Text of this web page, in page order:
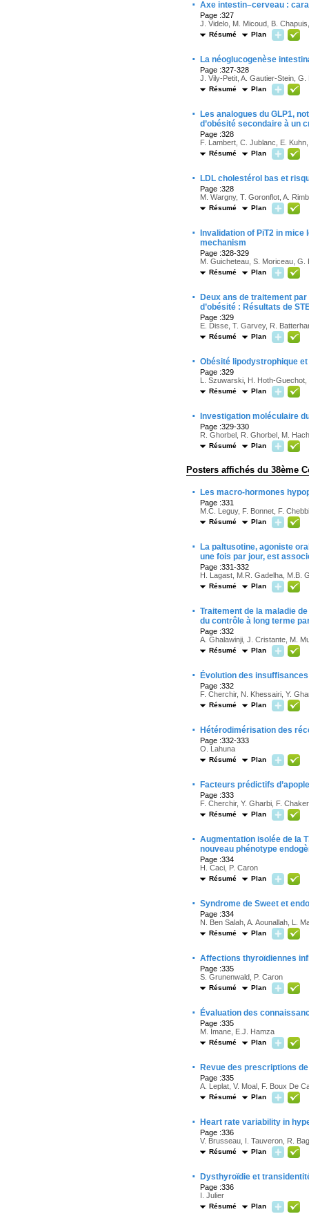
· Axe intestin–cerveau :
Page :327
J. Videlo, M. Micoud, B.
Résumé Plan
· La néoglucogenèse
Page :327-328
J. Vily-Petit, A. Gautier-Stein, G.
Résumé Plan
·
Les analogues du GLP1,
d’obésité secondaire à un
Page :328
F. Lambert, C. Jublanc, E.
Résumé Plan
· LDL cholestérol bas et
Page :328
M. Wargny, T. Goronflot, A.
Résumé Plan
·
Invalidation of PiT2 in
mechanism
Page :328-329
M. Guicheteau, S. Moriceau,
Résumé Plan
·
Deux ans de traitement
d’obésité : Résultats de
Page :329
E. Disse, T. Garvey, R.
Résumé Plan
· Obésité lipodystrophique
Page :329
L. Szuwarski, H. Hoth-
Résumé Plan
· Investigation moléculaire
Page :329-330
R. Ghorbel, R. Ghorbel, M.
Résumé Plan
Posters affichés du 38ème
· Les macro-hormones
Page :331
M.C. Leguy, F. Bonnet, F.
Résumé Plan
·
La paltusotine, agoniste
une fois par jour, est
Page :331-332
H. Lagast, M.R. Gadelha, M.B.
Résumé Plan
· Traitement de la maladie
du contrôle à long terme
Page :332
A. Ghalawinji, J. Cristante, M.
Résumé Plan
· Évolution des
Page :332
F. Cherchir, N. Khessairi, Y.
Résumé Plan
· Hétérodimérisation des
Page :332-333
O. Lahuna
Résumé Plan
· Facteurs prédictifs
Page :333
F. Cherchir, Y. Gharbi, F.
Résumé Plan
· Augmentation isolée de la
nouveau phénotype
Page :334
H. Caci, P. Caron
Résumé Plan
· Syndrome de Sweet et
Page :334
N. Ben Salah, A. Aounallah, L.
Résumé Plan
· Affections thyroïdiennes
Page :335
S. Grunenwald, P. Caron
Résumé Plan
· Évaluation des
Page :335
M. Imane, E.J. Hamza
Résumé Plan
· Revue des prescriptions
Page :335
A. Leplat, V. Moal, F. Boux De
Résumé Plan
· Heart rate variability in
Page :336
V. Brusseau, I. Tauveron, R.
Résumé Plan
· Dysthyroïdie et
Page :336
I. Julier
Résumé Plan